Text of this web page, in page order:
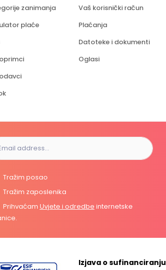
zanimanja
plaće
Vaš korisnički račun
Plaćanja
Datoteke i dokumenti
Oglasi
Tražim posao
Tražim zaposlenika
Prihvaćam Uvjete i odredbe internetske
Izjava o sufinanciranju